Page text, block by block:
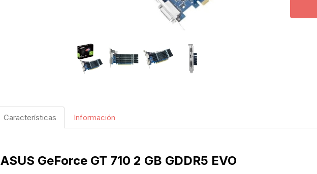
Características Información
ASUS GeForce GT 710 2 GB GDDR5 EVO